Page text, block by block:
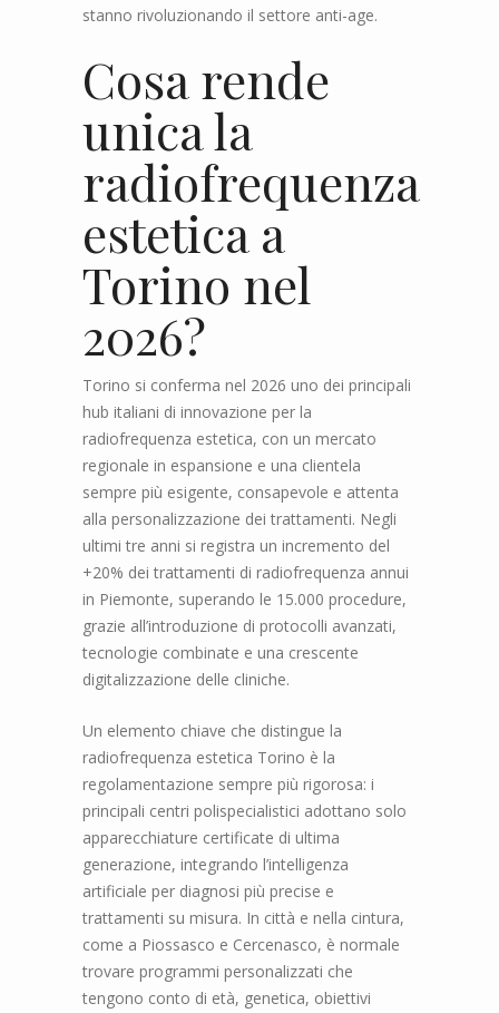
stanno rivoluzionando il settore anti-age.
Cosa rende
unica la
radiofrequenza
estetica a
Torino nel
2026?
Torino si conferma nel 2026 uno dei principali
hub italiani di innovazione per la
radiofrequenza estetica, con un mercato
regionale in espansione e una clientela
sempre più esigente, consapevole e attenta
alla personalizzazione dei trattamenti. Negli
ultimi tre anni si registra un incremento del
+20% dei trattamenti di radiofrequenza annui
in Piemonte, superando le 15.000 procedure,
grazie all’introduzione di protocolli avanzati,
tecnologie combinate e una crescente
digitalizzazione delle cliniche.
Un elemento chiave che distingue la
radiofrequenza estetica Torino è la
regolamentazione sempre più rigorosa: i
principali centri polispecialistici adottano solo
apparecchiature certificate di ultima
generazione, integrando l’intelligenza
artificiale per diagnosi più precise e
trattamenti su misura. In città e nella cintura,
come a Piossasco e Cercenasco, è normale
trovare programmi personalizzati che
tengono conto di età, genetica, obiettivi